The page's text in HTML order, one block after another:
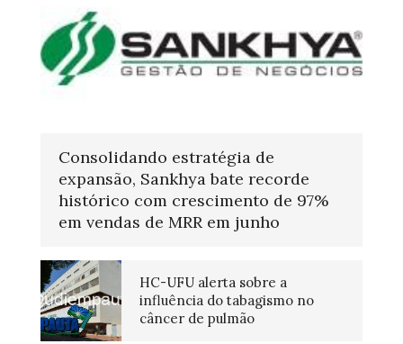
Consolidando estratégia de
expansão, Sankhya bate recorde
histórico com crescimento de 97%
em vendas de MRR em junho
HC-UFU alerta sobre a
influência do tabagismo no
câncer de pulmão